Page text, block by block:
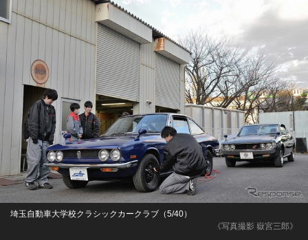
《写真撮影 嶽宮三郎》
埼玉自動車大学校クラシックカークラブ（5/40）